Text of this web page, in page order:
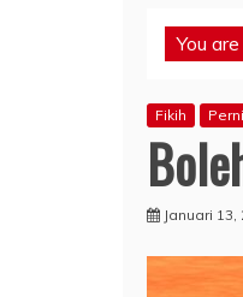
You
Fikih
Januari 13,